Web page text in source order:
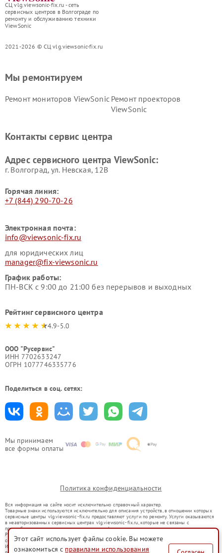
СЦ vlg.viewsonic-fix.ru - сеть
сервисных центров в Волгограде по
ремонту и обслуживанию техники
ViewSonic
2021-2026 © СЦ vlg.viewsonic-fix.ru
Мы принимаем
все формы оплаты
Мы ремонтируем
Ремонт мониторов ViewSonic Ремонт проекторов
ViewSonic
Контакты сервис центра
Адрес сервисного центра ViewSonic:
г. Волгоград, ул. Невская, 12В
Горячая линия:
+7 (844) 290-70-26
Электронная почта:
info@viewsonic-fix.ru
для юридических лиц
manager@fix-viewsonic.ru
График работы:
ПН-ВСК с 9:00 до 21:00 без перерывов и выходных
Рейтинг сервисного центра
4.9-5.0
ООО "Русервис"
ИНН 7702633247
ОГРН 1077746335776
Поделиться в соц. сетях:
Политика конфиденциальности
Вся информация на сайте носит исключительно справочный характер.
Товарные знаки используются исключительно для описания устройств, в отношении которых
сервисные центры vlg.viewsonic-fix.ru предоставляют услуги по ремонту. Услуги оказываются
в неавторизованных сервисных центрах vlg.viewsonic-fix.ru, которые не связаны с
правообладателями товарных знаков или их официальными представителями.
Ремонт осуществляется для устройств, уже введенных в гражданский оборот в соответствии
со статьей 1487 ГК РФ.
Использование товарных знаков не преследует цели индивидуализации услуг или введения
Этот сайт использует файлы cookie. Вы можете
ознакомиться с правилами использования